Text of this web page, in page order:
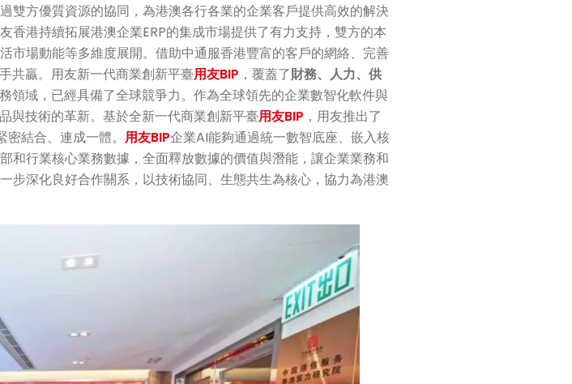
雙方優質資源的協同，為港澳各行各業的企業客戶提供高效的解決
港持續拓展港澳企業ERP的集成市場提供了有力支持，雙方的本
市場動能等多維度展開。借助中通服香港豐富的客戶的網絡、完善
共贏。用友新一代商業創新平臺用友BIP ，覆蓋了財務、人力、供
領域，已經具備了全球競爭力。作為全球領先的企業數智化軟件與
與技術的革新。基於全新一代商業創新平臺用友BIP ，用友推出了
結合、連成一體。 用友BIP企業AI能夠通過統一數智底座、嵌入核
和行業核心業務數據，全面釋放數據的價值與潛能，讓企業業務和
步深化良好合作關系，以技術協同、生態共生為核心，協力為港澳